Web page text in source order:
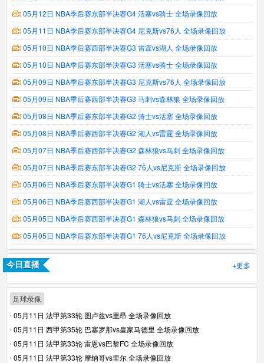
05月12日 NBA季后赛东部半决赛G4 活塞vs骑士 全场录像回放
05月11日 NBA季后赛东部半决赛G4 尼克斯vs76人 全场录像回放
05月10日 NBA季后赛西部半决赛G3 雷霆vs湖人 全场录像回放
05月10日 NBA季后赛东部半决赛G3 活塞vs骑士 全场录像回放
05月09日 NBA季后赛东部半决赛G3 尼克斯vs76人 全场录像回放
05月09日 NBA季后赛西部半决赛G3 马刺vs森林狼 全场录像回放
05月08日 NBA季后赛东部半决赛G2 骑士vs活塞 全场录像回放
05月08日 NBA季后赛西部半决赛G2 湖人vs雷霆 全场录像回放
05月07日 NBA季后赛西部半决赛G2 森林狼vs马刺 全场录像回放
05月07日 NBA季后赛东部半决赛G2 76人vs尼克斯 全场录像回放
05月06日 NBA季后赛东部半决赛G1 骑士vs活塞 全场录像回放
05月06日 NBA季后赛西部半决赛G1 湖人vs雷霆 全场录像回放
05月05日 NBA季后赛西部半决赛G1 森林狼vs马刺 全场录像回放
05月05日 NBA季后赛东部半决赛G1 76人vs尼克斯 全场录像回放
今日直播 +更多
足球录像
05月11日 法甲第33轮 图卢兹vs里昂 全场录像回放
05月11日 西甲第35轮 巴塞罗那vs皇家马德里 全场录像回放
05月11日 法甲第33轮 雷恩vs巴黎FC 全场录像回放
05月11日 法甲第33轮 摩纳哥vs里尔 全场录像回放